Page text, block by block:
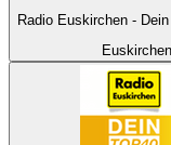
Radio Euskirchen -